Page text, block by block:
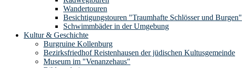
Wandertouren
Besichtigungstouren "Traumhafte Schlösser und Burgen"
Schwimmbäder in der Umgebung
Kultur & Geschichte
Burgruine Kollenburg
Bezirksfriedhof Reistenhausen der jüdischen Kultusgemeinde
Museum im "Venanzehaus"